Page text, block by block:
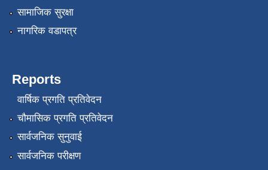
सामाजिक सुरक्षा
नागरिक वडापत्र
Reports
वार्षिक प्रगति प्रतिवेदन
चौमासिक प्रगति प्रतिवेदन
सार्वजनिक सुनुवाई
सार्वजनिक परीक्षण